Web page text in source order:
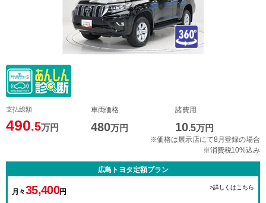
支払総額
490.5万円
車両価格
480万円
諸費用
10.5万円
※価格は展示店にて8月登録の場合
※消費税10%込み
広島トヨタ定額プラン
月々35,400円
>詳しくはこちら